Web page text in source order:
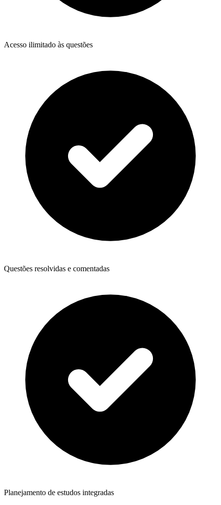
Acesso ilimitado às questões
Questões resolvidas e comentadas
Planejamento de estudos integradas